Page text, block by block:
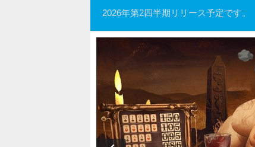
2026年第2四半期リリース予定です。